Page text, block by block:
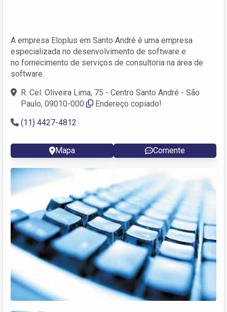
A empresa Eloplus em Santo André é uma empresa
especializada no desenvolvimento de software e
no fornecimento de serviços de consultoria na área de
software.
R. Cel. Oliveira Lima, 75 - Centro Santo André - São
Paulo, 09010-000
Endereço copiado!
(11) 4427-4812
Mapa Comente